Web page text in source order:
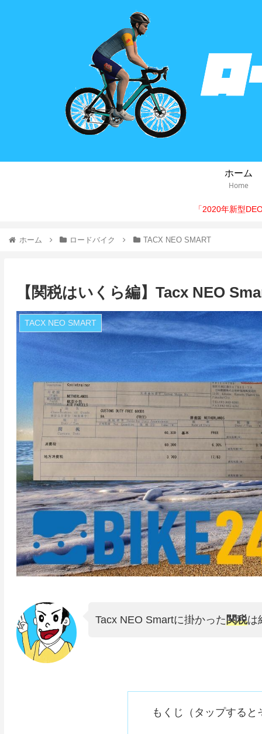
ホーム
Home
「2020年新型
ホーム ロードバイク TACX NEO SMART
【関税はいくら編】Tacx NEO
TACX NEO SMART
Tacx NEO Smartに掛かった関税は
もくじ（タップする